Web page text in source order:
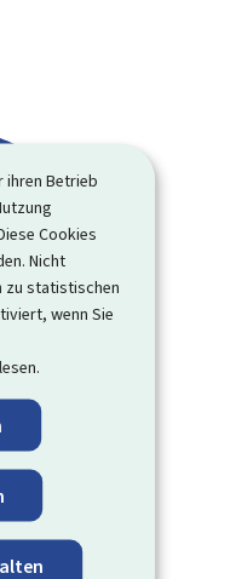
ihren Betrieb
Cookies
Nicht
zu statistischen
wenn Sie
lesen.